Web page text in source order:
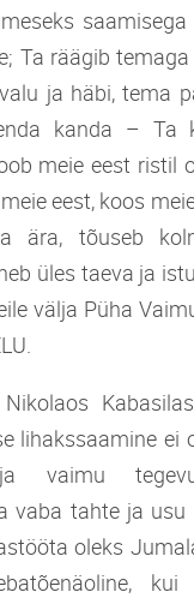
Ta räägib
ja häbi, tema
kanda – Ta
meie eest ristil
eest, koos
ära, tõuseb
üles taeva ja
välja Püha
lihakssaamine ei
vaimu
vaba tahte ja usu
oleks